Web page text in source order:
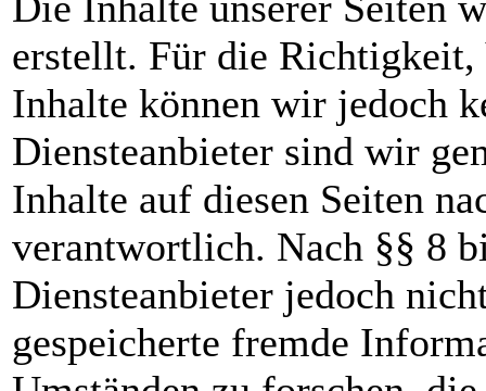
erstellt. Für die
Inhalte können wir jedoch
Diensteanbieter sind wir
Inhalte auf diesen Seiten
verantwortlich. Nach §§ 8
Diensteanbieter jedoch
gespeicherte fremde